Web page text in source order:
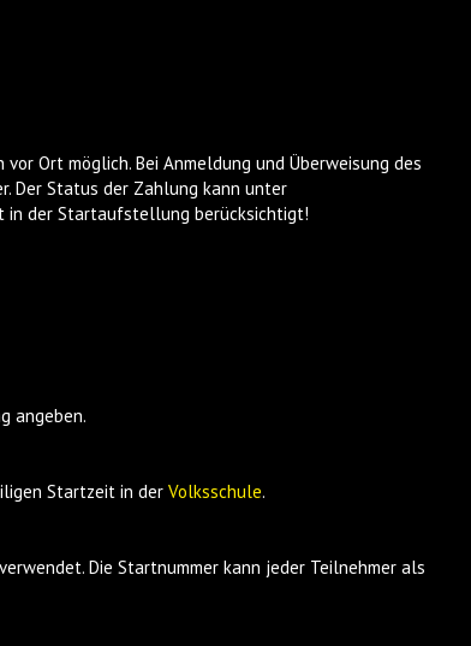
Ort möglich. Bei Anmeldung und Überweisung des
Der Status der Zahlung kann unter
in der Startaufstellung berücksichtigt!
angeben.
Startzeit in der Volksschule.
Die Startnummer kann jeder Teilnehmer als